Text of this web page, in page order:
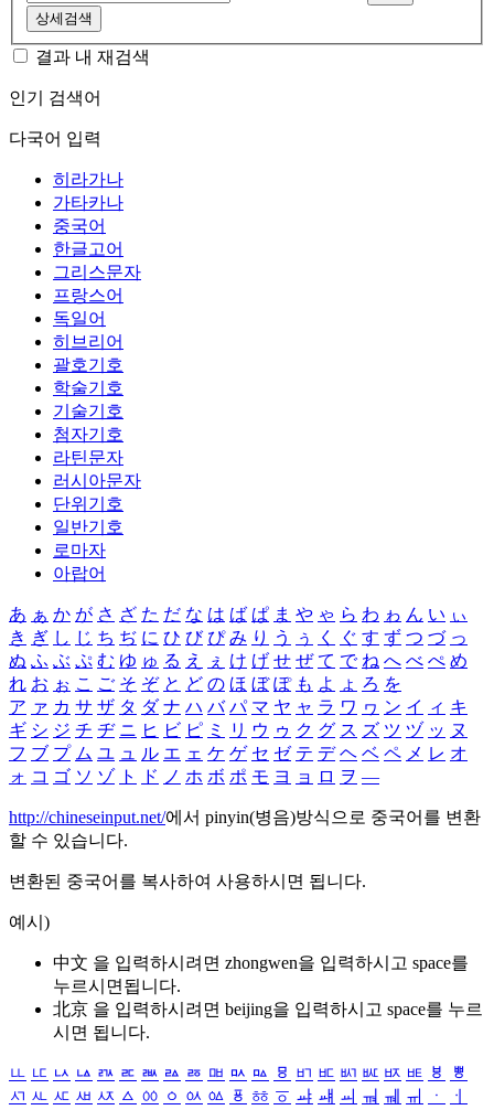
상세검색
결과 내 재검색
인기 검색어
다국어 입력
히라가나
가타카나
중국어
한글고어
그리스문자
프랑스어
독일어
히브리어
괄호기호
학술기호
기술기호
첨자기호
라틴문자
러시아문자
단위기호
일반기호
로마자
아랍어
あ ぁ か が さ ざ た だ な は ば ぱ ま や ゃ ら わ ゎ ん い ぃ
き ぎ し じ ち ぢ に ひ び ぴ み り う ぅ く ぐ す ず つ づ っ
ぬ ふ ぶ ぷ む ゆ ゅ る え ぇ け げ せ ぜ て で ね へ べ ぺ め
れ お ぉ こ ご そ ぞ と ど の ほ ぼ ぽ も よ ょ ろ を
ア ァ カ サ ザ タ ダ ナ ハ バ パ マ ヤ ャ ラ ワ ヮ ン イ ィ キ
ギ シ ジ チ ヂ ニ ヒ ビ ピ ミ リ ウ ゥ ク グ ス ズ ツ ヅ ッ ヌ
フ ブ プ ム ユ ュ ル エ ェ ケ ゲ セ ゼ テ デ ヘ ベ ペ メ レ オ
ォ コ ゴ ソ ゾ ト ド ノ ホ ボ ポ モ ヨ ョ ロ ヲ ―
http://chineseinput.net/에서 pinyin(병음)방식으로 중국어를 변환
할 수 있습니다.
변환된 중국어를 복사하여 사용하시면 됩니다.
예시)
中文 을 입력하시려면 zhongwen을 입력하시고 space를
누르시면됩니다.
北京 을 입력하시려면 beijing을 입력하시고 space를 누르
시면 됩니다.
ㅥ ㅦ ㅧ ㅨ ㅩ ㅪ ㅫ ㅬ ㅭ ㅮ ㅯ ㅰ ㅱ ㅲ ㅳ ㅴ ㅵ ㅶ ㅷ ㅸ
ㅹ
ㅺ ㅻ ㅼ ㅽ ㅾ ㅿ ㆀ ㆁ ㆂ ㆃ ㆄ ㆅ ㆆ ㆇ ㆈ ㆉ ㆊ ㆋ ㆌ ㆍ
ㆎ